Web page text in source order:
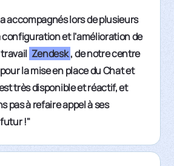
accompagnés lors de plusieurs
configuration et l'amélioration de
Zendesk , de notre centre
la mise en place du Chat et
très disponible et réactif, et
pas à refaire appel à ses
!"